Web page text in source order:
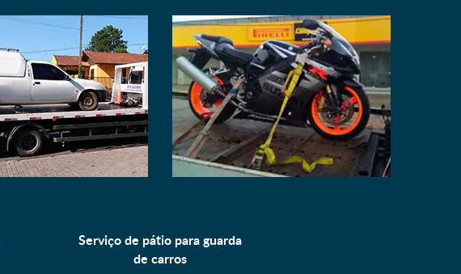
Serviço de pátio paraguarda
de carros